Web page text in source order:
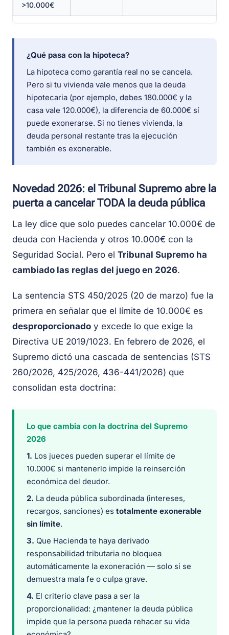
>10.000€
¿Qué pasa con la hipoteca?
La hipoteca como garantía real no se cancela.
Pero si tu vivienda vale menos que la deuda
hipotecaria (por ejemplo, debes 180.000€ y la
casa vale 120.000€), la diferencia de 60.000€ sí
puede exonerarse. Si no tienes vivienda, la
deuda personal restante tras la ejecución
también es exonerable.
Novedad 2026: el Tribunal Supremo abre la
puerta a cancelar TODA la deuda pública
La ley dice que solo puedes cancelar 10.000€ de
deuda con Hacienda y otros 10.000€ con la
Seguridad Social. Pero el Tribunal Supremo ha
cambiado las reglas del juego en 2026.
La sentencia STS 450/2025 (20 de marzo) fue la
primera en señalar que el límite de 10.000€ es
desproporcionado y excede lo que exige la
Directiva UE 2019/1023. En febrero de 2026, el
Supremo dictó una cascada de sentencias (STS
260/2026, 425/2026, 436-441/2026) que
consolidan esta doctrina:
Lo que cambia con la doctrina del Supremo
2026
1. Los jueces pueden superar el límite de
10.000€ si mantenerlo impide la reinserción
económica del deudor.
2. La deuda pública subordinada (intereses,
recargos, sanciones) es totalmente exonerable
sin límite.
3. Que Hacienda te haya derivado
responsabilidad tributaria no bloquea
automáticamente la exoneración — solo si se
demuestra mala fe o culpa grave.
4. El criterio clave pasa a ser la
proporcionalidad: ¿mantener la deuda pública
impide que la persona pueda rehacer su vida